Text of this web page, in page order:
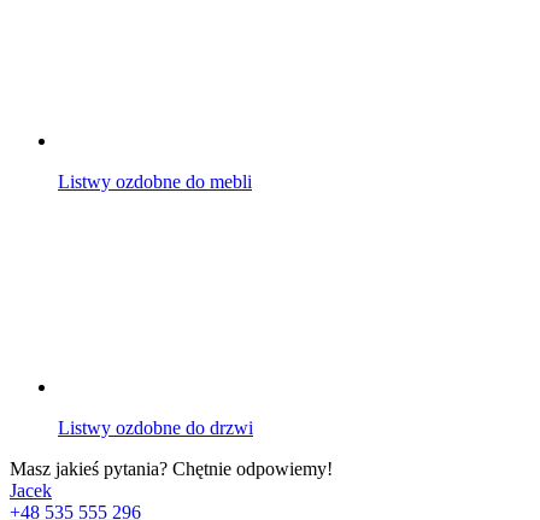
Listwy ozdobne do mebli
Listwy ozdobne do drzwi
Masz jakieś pytania? Chętnie odpowiemy!
Jacek
+48 535 555 296